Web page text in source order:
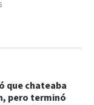
que chateaba
pero terminó